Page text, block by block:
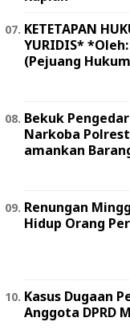
KETETAPAN
YURIDIS*
(Pejuang
Bekuk
Narkoba
amankan
Renungan
Hidup Orang
Kasus Dugaan
Anggota DPRD